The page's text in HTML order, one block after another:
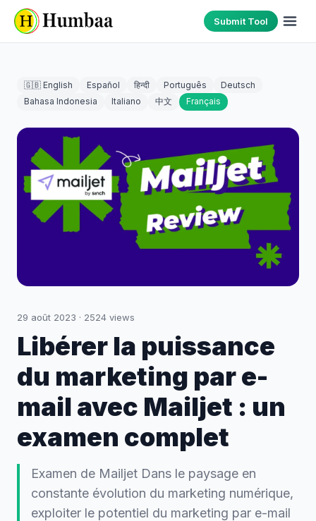
Submit Tool
🇬🇧 English Español हिन्दी Português
Deutsch
Bahasa Indonesia
Italiano 中文 Français
29 août 2023 · 2524 views
Libérer la puissance
du marketing par e-
mail avec Mailjet : un
examen complet
Examen de Mailjet Dans le paysage en
constante évolution du marketing numérique,
exploiter le potentiel du marketing par e-mail